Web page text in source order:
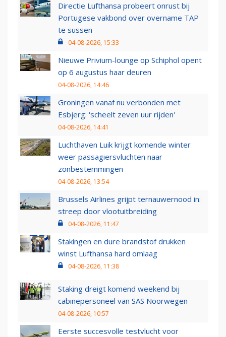
Directie Lufthansa probeert onrust bij
Portugese vakbond over overname TAP
te sussen
04-08-2026, 15:33
Nieuwe Privium-lounge op Schiphol opent
op 6 augustus haar deuren
04-08-2026, 14:46
Groningen vanaf nu verbonden met
Esbjerg: 'scheelt zeven uur rijden'
04-08-2026, 14:41
Luchthaven Luik krijgt komende winter
weer passagiersvluchten naar
zonbestemmingen
04-08-2026, 13:54
Brussels Airlines grijpt ternauwernood in:
streep door vlootuitbreiding
04-08-2026, 11:47
Stakingen en dure brandstof drukken
winst Lufthansa hard omlaag
04-08-2026, 11:38
Staking dreigt komend weekend bij
cabinepersoneel van SAS Noorwegen
04-08-2026, 10:57
Eerste succesvolle testvlucht voor